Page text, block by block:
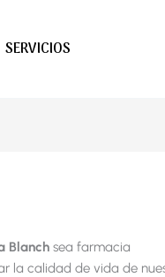
SERVICIOS
Blanch sea farmacia
la calidad de vida de